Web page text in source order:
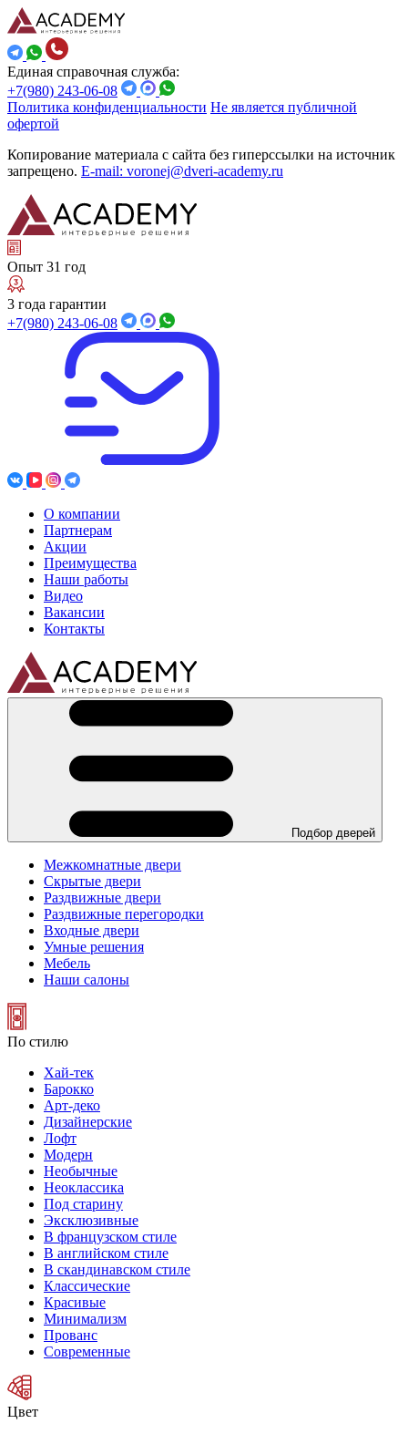
Единая справочная служба:
+7(980) 243-06-08
Политика конфиденциальности Не является публичной
офертой
Копирование материала с сайта без гиперссылки на источник
запрещено. E-mail: voronej@dveri-academy.ru
Опыт 31 год
3 года гарантии
+7(980) 243-06-08
О компании
Партнерам
Акции
Преимущества
Наши работы
Видео
Вакансии
Контакты
Подбор дверей
Межкомнатные двери
Скрытые двери
Раздвижные двери
Раздвижные перегородки
Входные двери
Умные решения
Мебель
Наши салоны
По стилю
Хай-тек
Барокко
Арт-деко
Дизайнерские
Лофт
Модерн
Необычные
Неоклассика
Под старину
Эксклюзивные
В французском стиле
В английском стиле
В скандинавском стиле
Классические
Красивые
Минимализм
Прованс
Современные
Цвет